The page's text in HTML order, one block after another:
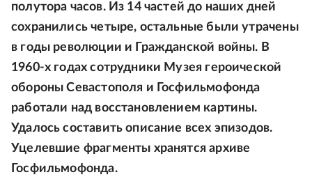
полутора часов. Из 14 частей до наших дней
сохранились четыре, остальные были утрачены
в годы революции и Гражданской войны. В
1960-х годах сотрудники Музея героической
обороны Севастополя и Госфильмофонда
работали над восстановлением картины.
Удалось составить описание всех эпизодов.
Уцелевшие фрагменты хранятся архиве
Госфильмофонда.